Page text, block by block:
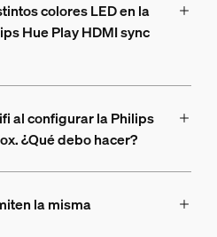
colores LED en la
Hue Play HDMI sync
al configurar la Philips
¿Qué debo hacer?
la misma